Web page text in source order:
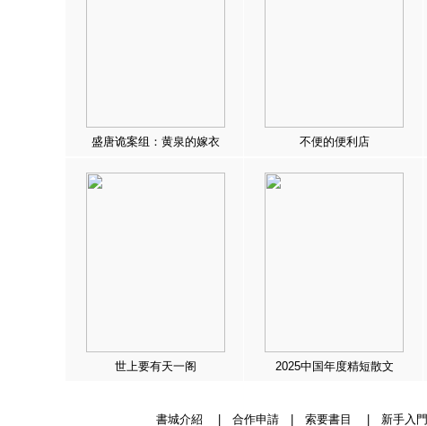
盛唐诡案组：黄泉的嫁衣 不便的便利店
世上要有天一阁 2025中国年度精短散文
書城介紹 合作申請| 索要書目 新手入門